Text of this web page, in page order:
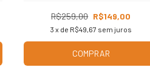
R$259,00 R$149,00
3 x de R$49,67 sem juros
COMPRAR